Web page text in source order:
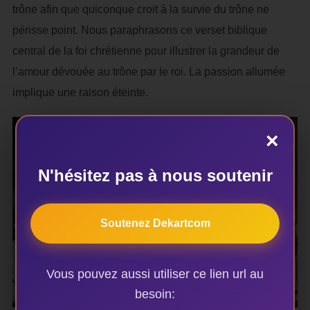
trône afin que quiconque croit à la survie du trône ne
périsse point. Nous paraphrasons ce verset biblique
central de la foi chrétienne pour illustrer la grandeur de
l’amour dévouée au trône par le roi. La passion allumée
implique une raison éteinte.
×
N'hésitez pas à nous soutenir
Soutenez Dekartcom
Vous pouvez aussi utiliser ce lien url au
besoin: